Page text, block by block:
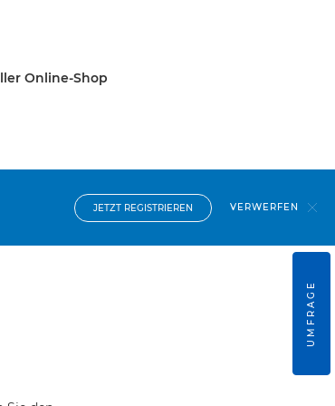
Online-Shop
JETZT REGISTRIEREN VERWERFEN
UMFRAGE